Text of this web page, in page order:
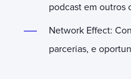
podcast em outros
Network Effect:
parcerias, e